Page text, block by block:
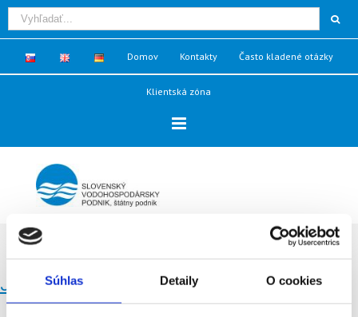
Súhlas Detaily O cookies
Domov Kontakty Často kladené otázky
Klientská zóna
Galéria Postery - Povodeň 2013
Júnová povodeň na dunaji v roku 2013